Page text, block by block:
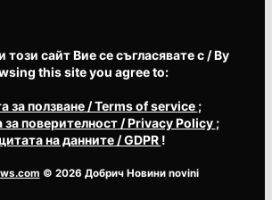
този сайт Вие се съгласявате с / By
this site you agree to:
за ползване/ Terms of service ;
поверителност/ Privacy Policy ;
на данните/ GDPR !
© 2026 Добрич Новини novini